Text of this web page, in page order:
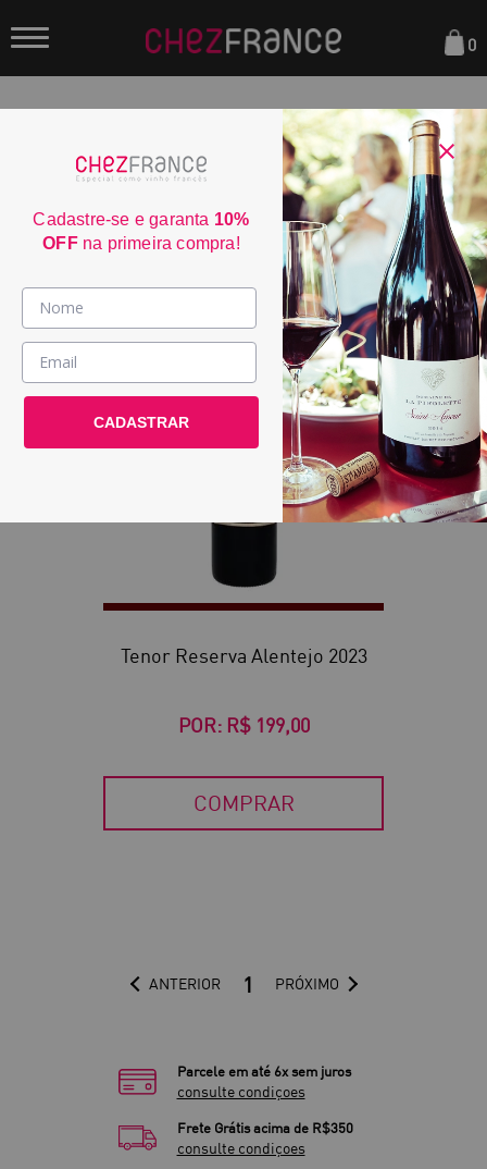
Vinhos >
País / Região >
Le Club >
0
ORDENAR POR:
Tenor Reserva Alentejo 2023
POR: R$ 199,00
COMPRAR
ANTERIOR 1 PRÓXIMO
Parcele em até 6x sem juros
consulte condiçoes
Frete Grátis acima de R$350
consulte condiçoes
Cadastre-se e garanta 10%
OFFna primeira compra!
CADASTRAR